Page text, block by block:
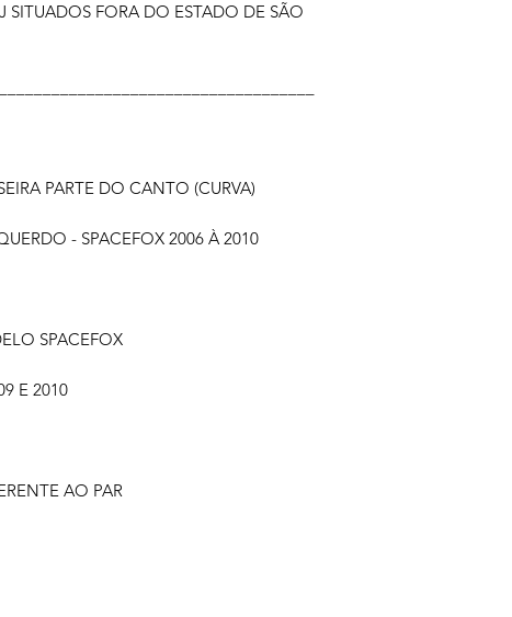
SITUADOS FORA DO ESTADO DE SÃO
PARTE DO CANTO (CURVA)
- SPACEFOX 2006 À 2010
SPACEFOX
E 2010
AO PAR